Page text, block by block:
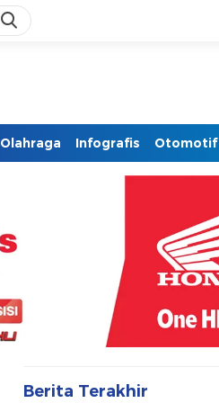
Olahraga Infografis Otomotif
Berita Terakhir